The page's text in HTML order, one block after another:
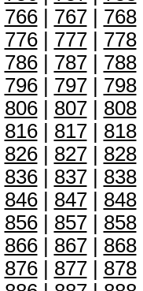
766| 767| 768|
776| 777| 778|
786| 787| 788|
796| 797| 798|
806| 807| 808|
816| 817| 818|
826| 827| 828|
836| 837| 838|
846| 847| 848|
856| 857| 858|
866| 867| 868|
876| 877| 878|